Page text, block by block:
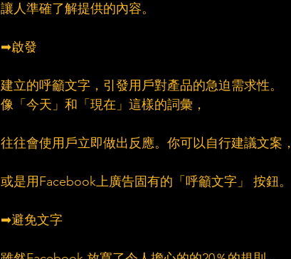
讓人準確了解提供的內容。
➡啟發
建立的呼籲文字，引發用戶對產品的急迫需求性。
像「今天」和「現在」這樣的詞彙，
往往會使用戶立即做出反應。你可以自行建議文案，
或是用Facebook上廣告固有的「呼籲文字」 按鈕。
➡避免文字